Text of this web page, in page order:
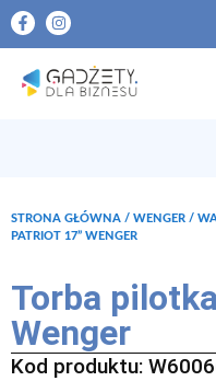
STRONA GŁÓWNA / WENGER /
PATRIOT 17” WENGER
Torba
Wenger
Kod produktu: